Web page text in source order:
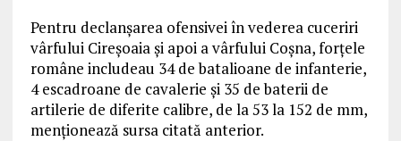
Pentru declanșarea ofensivei în vederea cuceriri
vârfului Cireșoaia și apoi a vârfului Coșna, forțele
române includeau 34 de batalioane de infanterie,
4 escadroane de cavalerie și 35 de baterii de
artilerie de diferite calibre, de la 53 la 152 de mm,
menționează sursa citată anterior.